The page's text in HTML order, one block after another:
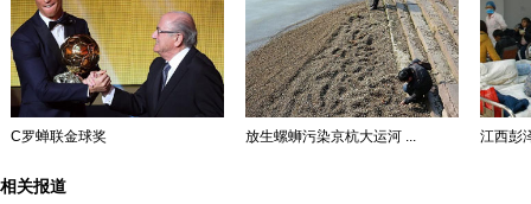
C罗蝉联金球奖 放生螺蛳污染京杭大运河 ... 江西彭
相关报道